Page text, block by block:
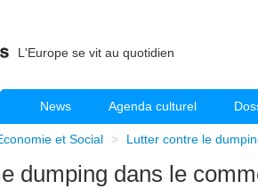
L'Europe se vit au quotidien
News Agenda culturel
et Social > Lutter contre le
dumping dans le